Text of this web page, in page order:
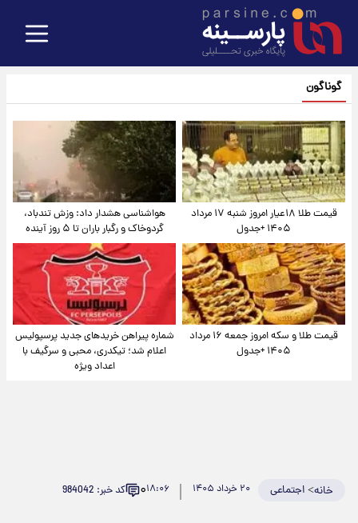
گوناگون
قیمت طلا ۱۸عیار امروز شنبه ۱۷ مرداد
۱۴۰۵ +جدول
هواشناسی هشدار داد: وزش تندباد،
گردوخاک و رگبار باران تا ۵ روز آینده
قیمت طلا و سکه امروز جمعه ۱۶ مرداد
۱۴۰۵ +جدول
شماره پیراهن خریدهای جدید پرسپولیس
اعلام شد؛ تیکدری، محبی و سرگیف با
اعداد ویژه
خانه>اجتماعی ۲۰ خرداد ۱۴۰۵ ۱۸:۰۶۰ کد خبر: 984042